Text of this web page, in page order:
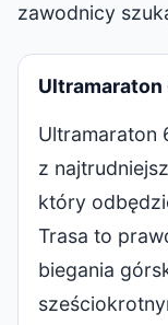
zawodnicy
Ultramaraton
Ultramaraton
z
który
Trasa to
biegania